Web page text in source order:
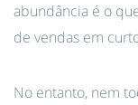
abundância é o
de vendas em
No entanto, nem